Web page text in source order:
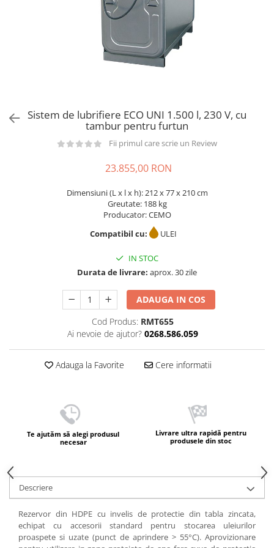
Rezervoare stationare supraterane
Rezervoare stationare subterane
Sistem de lubrifiere ECO UNI 1.500 l, 230 V, cu
tambur pentru furtun
Fii primul care scrie un Review
23.855,00 RON
Dimensiuni (L x l x h): 212 x 77 x 210 cm
Greutate: 188 kg
Producator: CEMO
Compatibil cu:
ULEI
IN STOC
Durata de livrare: aprox. 30 zile
ADAUGA IN COS
Cod Produs: RMT655
Ai nevoie de ajutor? 0268.586.059
Adauga la Favorite Cere informatii
Te ajutăm să alegi produsul
necesar
Livrare ultra rapidă pentru
produsele din stoc
Descriere
Rezervor din HDPE cu invelis de protectie din tabla zincata,
echipat cu accesorii standard pentru stocarea uleiurilor
proaspete si uzate (punct de aprindere > 55°C). Aprovizionare